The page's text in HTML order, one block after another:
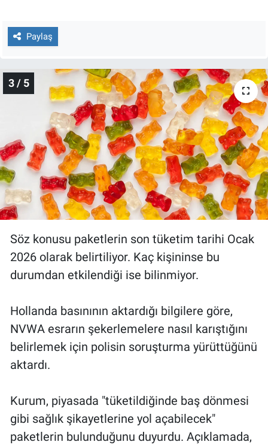
Paylaş
3 / 5
Söz konusu paketlerin son tüketim tarihi Ocak
2026 olarak belirtiliyor. Kaç kişininse bu
durumdan etkilendiği ise bilinmiyor.
Hollanda basınının aktardığı bilgilere göre,
NVWA esrarın şekerlemelere nasıl karıştığını
belirlemek için polisin soruşturma yürüttüğünü
aktardı.
Kurum, piyasada "tüketildiğinde baş dönmesi
gibi sağlık şikayetlerine yol açabilecek"
paketlerin bulunduğunu duyurdu. Açıklamada,